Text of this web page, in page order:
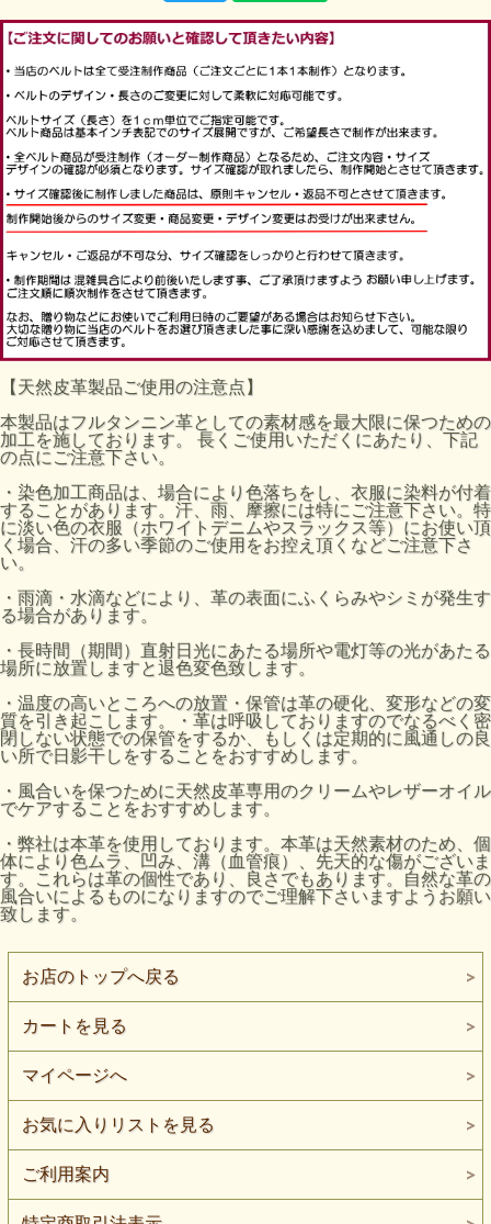
【天然皮革製品ご使用の注意点】
本製品はフルタンニン革としての素材感を最大限に保つための
加工を施しております。 長くご使用いただくにあたり、下記
の点にご注意下さい。
・染色加工商品は、場合により色落ちをし、衣服に染料が付着
することがあります。汗、雨、摩擦には特にご注意下さい。特
に淡い色の衣服（ホワイトデニムやスラックス等）にお使い頂
く場合、汗の多い季節のご使用をお控え頂くなどご注意下さ
い。
・雨滴・水滴などにより、革の表面にふくらみやシミが発生す
る場合があります。
・長時間（期間）直射日光にあたる場所や電灯等の光があたる
場所に放置しますと退色変色致します。
・温度の高いところへの放置・保管は革の硬化、変形などの変
質を引き起こします。・革は呼吸しておりますのでなるべく密
閉しない状態での保管をするか、もしくは定期的に風通しの良
い所で日影干しをすることをおすすめします。
・風合いを保つために天然皮革専用のクリームやレザーオイル
でケアすることをおすすめします。
・弊社は本革を使用しております。本革は天然素材のため、個
体により色ムラ、凹み、溝（血管痕）、先天的な傷がございま
す。これらは革の個性であり、良さでもあります。自然な革の
風合いによるものになりますのでご理解下さいますようお願い
致します。
お店のトップへ戻る
カートを見る
マイページへ
お気に入りリストを見る
ご利用案内